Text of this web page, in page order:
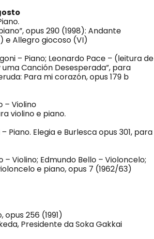
opus 290 (1998): Andante
e Allegro giocoso (VI)
– Piano; Leonardo Pace – (leitura de
Canción Desesperada”, para
Para mi corazón, opus 179 b
– Violino
violino e piano.
Elegia e Burlesca opus 301, para
Violino; Edmundo Bello – Violoncelo;
e piano, opus 7 (1962/63)
256 (1991)
Presidente da Soka Gakkai